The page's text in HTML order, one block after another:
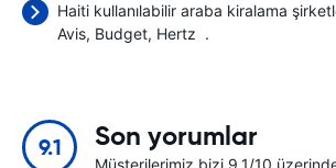
Haiti kullanılabilir araba kiralama
Avis Budget Hertz .
9.1 Son yorumlar
Müşterilerimiz bizi 9.1/10